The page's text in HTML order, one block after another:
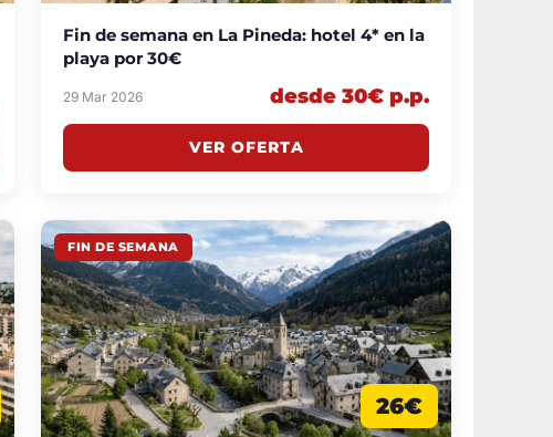
Fin de semana en La Pineda: hotel 4* en la
playa por 30€
29 Mar 2026 desde 30€ p.p.
VER OFERTA
FIN DE SEMANA
26€